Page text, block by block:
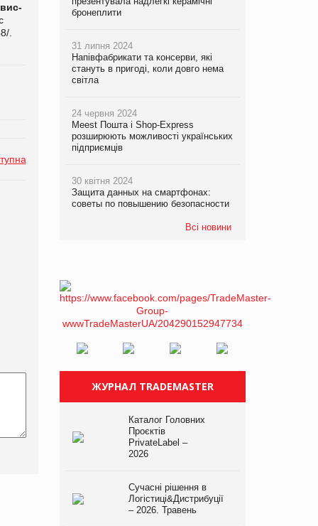
.
бронеплити
31 липня 2024
Напівфабрикати та консерви, які
стануть в пригоді, коли довго нема
світла
24 червня 2024
Meest Пошта і Shop-Express
розширюють можливості українських
підприємців
30 квітня 2024
Защита данных на смартфонах:
советы по повышению безопасности
Всі новини
ЖУРНАЛ TRADEMASTER
Каталог Головних
Проєктів
PrivateLabel –
2026
Сучасні рішення в
Логістиці&Дистрибуції
– 2026. Травень